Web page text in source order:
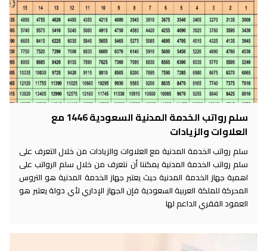
سلم رواتب الخدمة المدنية السعودية 1446 مع
العلاوات والزيادات
سلم رواتب الخدمة المدنية مع العلاوات والزيادات من خلال التعرف على
سلم رواتب الخدمة المدنية يمكننا أن نتعرف من خلال سلم الرواتب على
اهمية جهاز الخدمة المدنية حيث يعتبر جهاز الخدمة المدنية هو التروس
المحركة للملكة العربية السعودية فإن الجهاز الإداري لأي دولة يعتبر هو
العمود الفقري الداعم لها